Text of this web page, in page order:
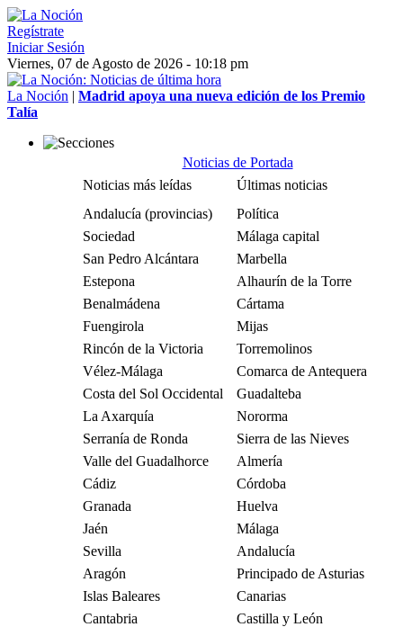
Regístrate
Iniciar Sesión
Viernes, 07 de Agosto de 2026 - 10:18 pm
La Noción | Madrid apoya una nueva edición de los Premio
Talía
Noticias de Portada
Noticias más leídas
Últimas noticias
Andalucía (provincias)
Política
Sociedad
Málaga capital
San Pedro Alcántara
Marbella
Estepona
Alhaurín de la Torre
Benalmádena
Cártama
Fuengirola
Mijas
Rincón de la Victoria
Torremolinos
Vélez-Málaga
Comarca de Antequera
Costa del Sol Occidental
Guadalteba
La Axarquía
Nororma
Serranía de Ronda
Sierra de las Nieves
Valle del Guadalhorce
Almería
Cádiz
Córdoba
Granada
Huelva
Jaén
Málaga
Sevilla
Andalucía
Aragón
Principado de Asturias
Islas Baleares
Canarias
Cantabria
Castilla y León